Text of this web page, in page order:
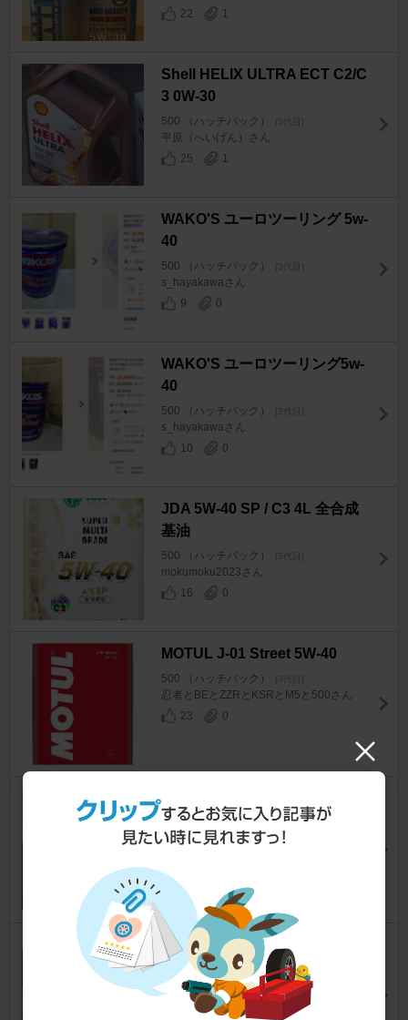
22
1
Shell HELIX ULTRA ECT C2/C
3 0W-30
500 （ハッチバック） [3代目]
平原（へいげん）さん
25
1
WAKO'S ユーロツーリング 5w-
40
500 （ハッチバック） [3代目]
s_hayakawaさん
9
0
WAKO'S ユーロツーリング5w-
40
500 （ハッチバック） [3代目]
s_hayakawaさん
10
0
JDA 5W-40 SP / C3 4L 全合成
基油
500 （ハッチバック） [3代目]
mokumoku2023さん
16
0
MOTUL J-01 Street 5W-40
500 （ハッチバック） [3代目]
忍者とBEとZZRとKSRとM5と500さん
23
0
Dokko Auto Tecnica 車速感応
式ヘッドライトオフコントロー
ラ
pandaごはんださん
16
WINRUN R330 195/45R16
500 （ハッチバック） [3代目]
福もっちゃんさん